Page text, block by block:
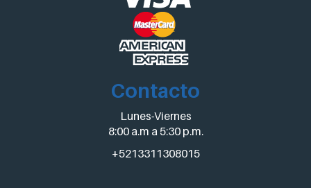
Contacto
Lunes-Viernes
8:00 a.m a 5:30 p.m.
+5213311308015